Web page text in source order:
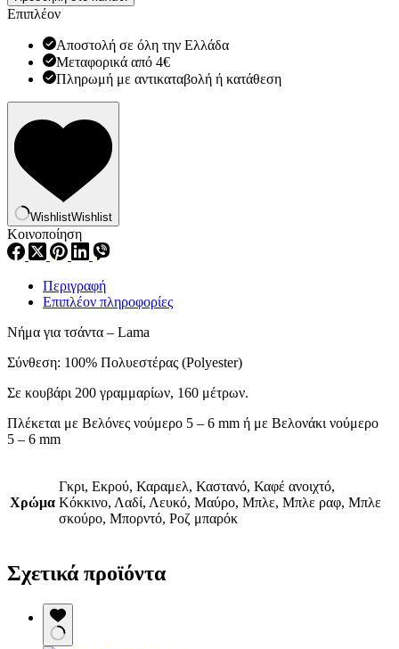
τσάντα
-
ποσότητα
Επιπλέον
Αποστολή σε όλη την Ελλάδα
Μεταφορικά από 4€
Πληρωμή με αντικαταβολή ή κατάθεση
WishlistWishlist
Κοινοποίηση
Περιγραφή
Επιπλέον πληροφορίες
Νήμα για τσάντα – Lama
Σύνθεση: 100% Πολυεστέρας (Polyester)
Σε κουβάρι 200 γραμμαρίων, 160 μέτρων.
Πλέκεται με Βελόνες νούμερο 5 – 6 mm ή με Βελονάκι νούμερο
5 – 6 mm
Χρώμα
Γκρι, Εκρού, Καραμελ, Καστανό, Καφέ ανοιχτό,
Κόκκινο, Λαδί, Λευκό, Μαύρο, Μπλε, Μπλε ραφ, Μπλε
σκούρο, Μπορντό, Ροζ μπαρόκ
Σχετικά προϊόντα